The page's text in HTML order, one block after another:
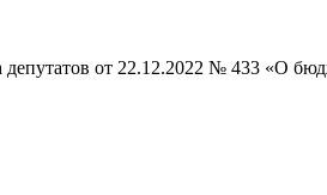
от 22.12.2022 № 433 «О